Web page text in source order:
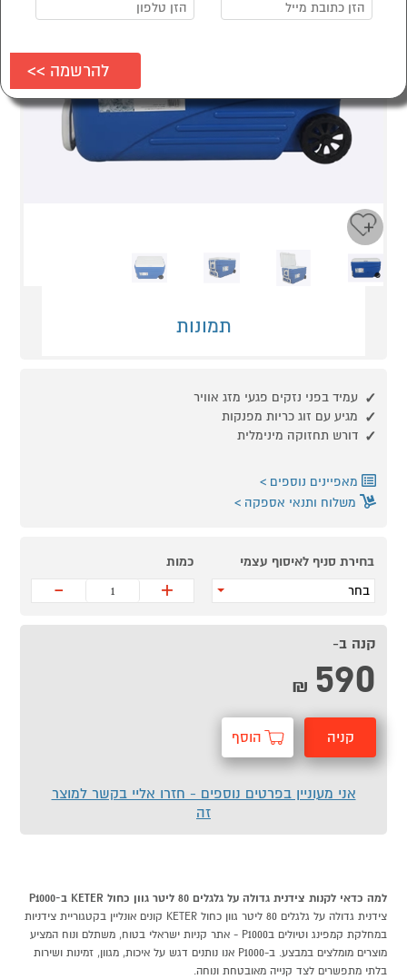
תמונות
עמיד בפני נזקים פגעי מזג אוויר
מגיע עם זוג כריות מפנקות
דורש תחזוקה מינימלית
מאפיינים נוספים
משלוח ותנאי אספקה
בחירת סניף לאיסוף עצמי
בחר
כמות
+
-
קנה ב-
590
₪
קניה הוסף
אני מעוניין בפרטים נוספים - חזרו אליי בקשר למוצר
זה
למה כדאי לקנות צידנית גדולה על גלגלים 80 ליטר גוון כחול KETER ב-P1000
צידנית גדולה על גלגלים 80 ליטר גוון כחול KETER קונים אונליין בקטגוריית צידניות
במחלקת קמפינג וטיולים בP1000 - אתר קניות ישראלי בטוח, משתלם ונוח המציע
מוצרים מומלצים במבצע. ב-P1000 אנו נותנים דגש על איכות, מגוון, זמינות ושירות
בלתי מתפשרים לצד קנייה מאובטחת ונוחה.